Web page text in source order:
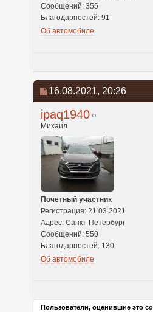
Сообщений: 355
Благодарностей: 91
Об автомобиле
16.08.2021, 20:26
ipaq1940
Михаил
Почетный участник
Регистрация: 21.03.2021
Адрес: Санкт-Петербург
Сообщений: 550
Благодарностей: 130
Об автомобиле
Пользователи, оценившие это